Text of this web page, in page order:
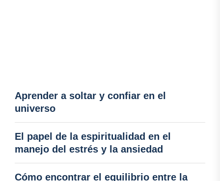
Aprender a soltar y confiar en el
universo
El papel de la espiritualidad en el
manejo del estrés y la ansiedad
Cómo encontrar el equilibrio entre la